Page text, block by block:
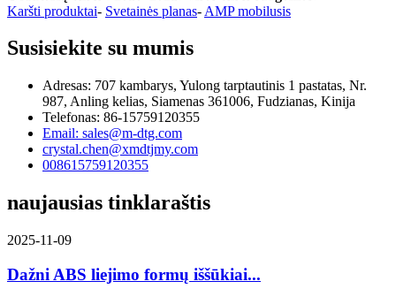
Karšti produktai- Svetainės planas- AMP mobilusis
Susisiekite su mumis
Adresas: 707 kambarys, Yulong tarptautinis 1 pastatas, Nr.
987, Anling kelias, Siamenas 361006, Fudzianas, Kinija
Telefonas: 86-15759120355
Email: sales@m-dtg.com
crystal.chen@xmdtjmy.com
008615759120355
naujausias tinklaraštis
2025-11-09
Dažni ABS liejimo formų iššūkiai...